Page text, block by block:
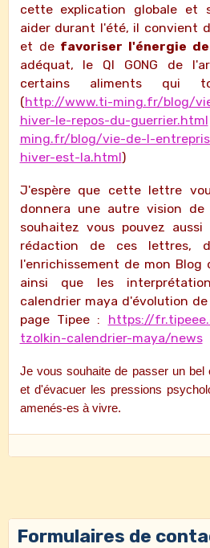
cette explication globale et
aider durant l'été, il convient
et defavoriser l'énergie
adéquat, le QI GONG de
certains aliments qui
(http://www.ti-ming.fr/blog/
hiver-le-repos-du-guerrier.html
ming.fr/blog/vie-de-l-
hiver-est-la.html)
J'espère que cette lettre
donnera une autre vision
souhaitez vous pouvez
rédaction de ces lettres,
l'enrichissement de mon Blog
ainsi que les
calendrier maya d'évolution
page Tipee : https://
tzolkin-calendrier-maya/news
Je vous souhaite de passer un bel
et d'évacuer les pressions
amenés-es à vivre.
Formulaires de